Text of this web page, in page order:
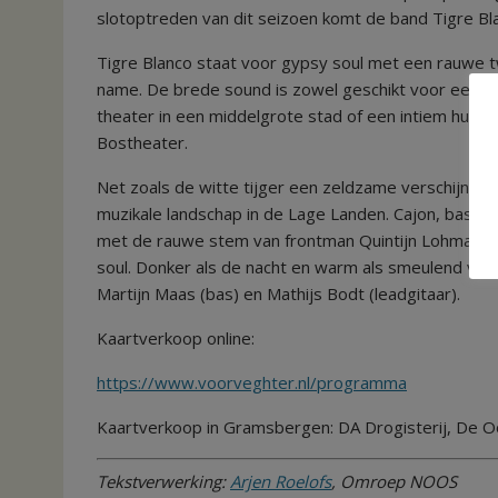
slotoptreden van dit seizoen komt de band Tigre
Tigre Blanco staat voor gypsy soul met een rauwe
name. De brede sound is zowel geschikt voor een
theater in een middelgrote stad of een intiem
Bostheater.
Net zoals de witte tijger een zeldzame verschijning
muzikale landschap in de Lage Landen. Cajon, bas,
met de rauwe stem van frontman Quintijn Lohman,
soul. Donker als de nacht en warm als smeulend
Martijn Maas (bas) en Mathijs Bodt (leadgitaar).
Kaartverkoop online:
https://www.voorveghter.nl/programma
Kaartverkoop in Gramsbergen: DA Drogisterij, De
Tekstverwerking:Arjen Roelofs, Omroep NOOS